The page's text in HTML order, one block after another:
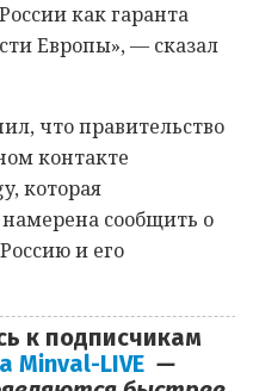
как гаранта
Европы», — сказал
что правительство
контакте
которая
сообщить о
и его
к подписчикам
Minval-LIVE —